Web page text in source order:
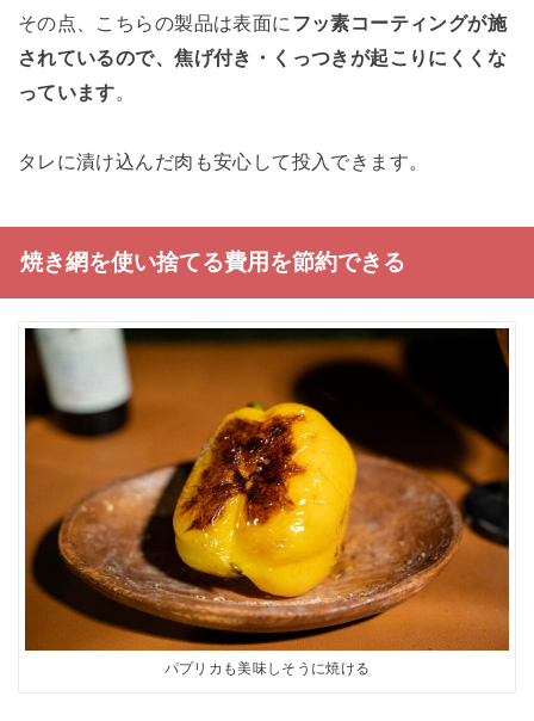
その点、こちらの製品は表面に フッ素コーティングが施
されているので、焦げ付き・くっつきが起こりにくくな
っています。
タレに漬け込んだ肉も安心して投入できます。
焼き網を使い捨てる費用を節約できる
パプリカも美味しそうに焼ける